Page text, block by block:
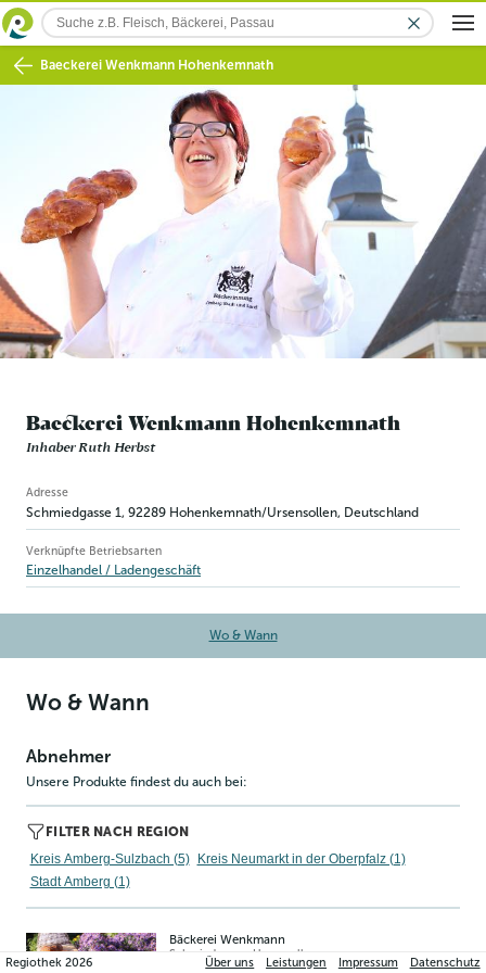
Baeckerei Wenkmann Hohenkemnath
Baeckerei Wenkmann Hohenkemnath
Inhaber Ruth Herbst
Betriebsinformation
Adresse
Schmiedgasse 1 , 92289 Hohenkemnath/Ursensollen, Deutschland
Verknüpfte Betriebsarten
Einzelhandel / Ladengeschäft
Wo & Wann
Wo & Wann
Abnehmer
Unsere Produkte findest du auch bei:
FILTER NACH REGION
Kreis Amberg-Sulzbach (5)
Kreis Neumarkt in der Oberpfalz (1)
Stadt Amberg (1)
Bäckerei Wenkmann
Schmiedgasse Ursensollen
Regiothek2026 Über uns Leistungen Impressum Datenschutz